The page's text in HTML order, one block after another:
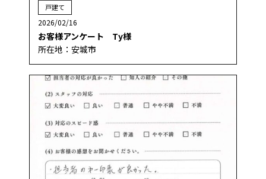
戸建て
2026/02/16
お客様アンケート Ty様
所在地：安城市